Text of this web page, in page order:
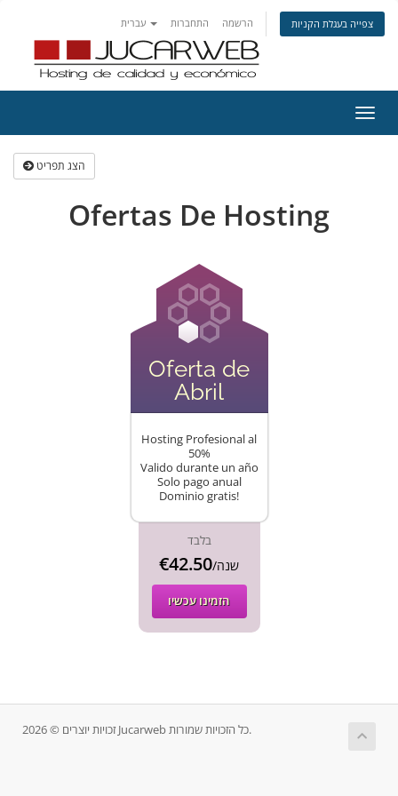
התחברות הרשמה צפייה בעגלת הקניות
ניווט
הצג תפריט
Ofertas De Hosting
Oferta de
Abril
Hosting Profesional al
50%
Valido durante un año
Solo pago anual
Dominio gratis!
בלבד
€42.50 /שנה
הזמינו עכשיו
זכויות יוצרים © 2026 Jucarweb כל הזכויות שמורות.